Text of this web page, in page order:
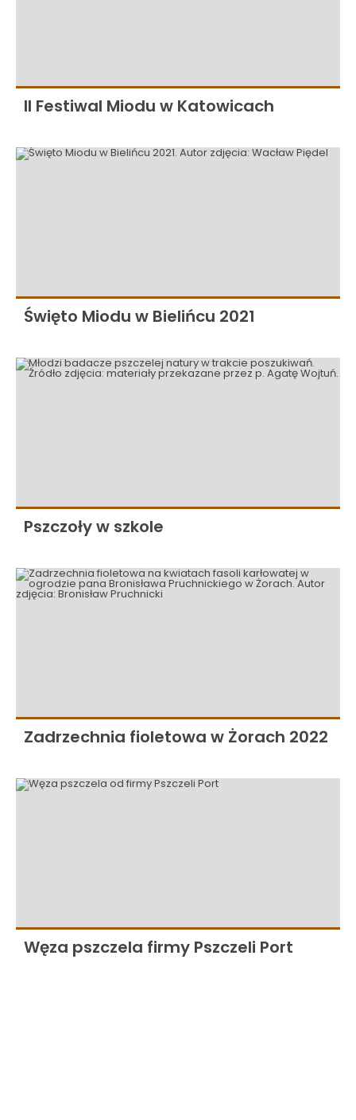
II Festiwal Miodu w Katowicach
Święto Miodu w Bielińcu 2021
Pszczoły w szkole
Zadrzechnia fioletowa w Żorach 2022
Węza pszczela firmy Pszczeli Port